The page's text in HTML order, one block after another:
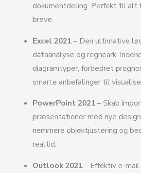
dokumentdeling. Perfekt til alt
breve.
Excel 2021– Den ultimative
dataanalyse og regneark.
diagramtyper, forbedret
smarte anbefalinger til
PowerPoint 2021– Skab
præsentationer med nye
nemmere objektjustering og
realtid.
Outlook 2021– Effektiv e-